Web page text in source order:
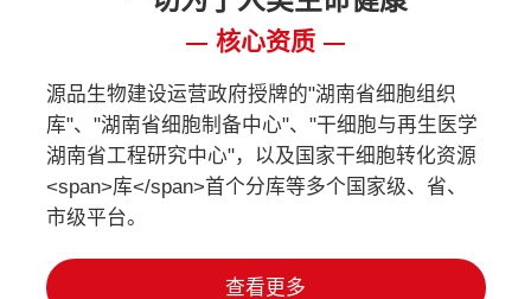
核心资质
源品生物建设运营政府授牌的"湖南省细胞组织
库"、"湖南省细胞制备中心"、"干细胞与再生医学
湖南省工程研究中心"，以及国家干细胞转化资源
<span>库</span>首个分库等多个国家级、省、
市级平台。
查看更多